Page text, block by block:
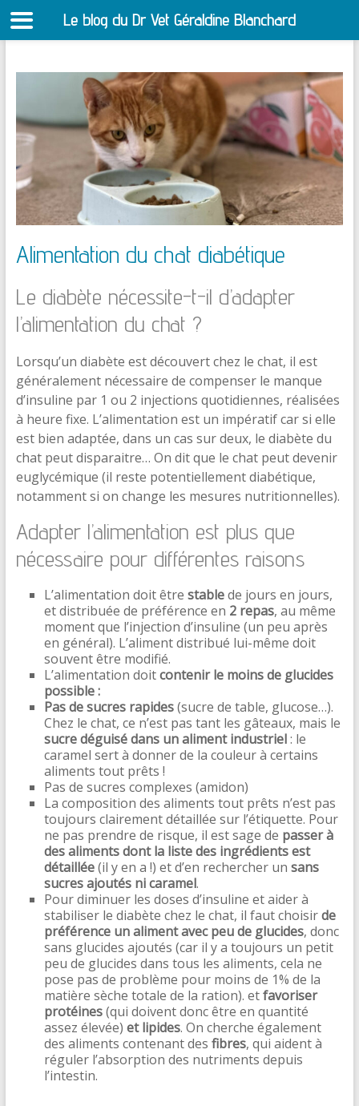
Alimentation du chat diabétique
Le diabète nécessite-t-il d’adapter
l’alimentation du chat ?
Lorsqu’un diabète est découvert chez le chat, il est
généralement nécessaire de compenser le manque
d’insuline par 1 ou 2 injections quotidiennes, réalisées
à heure fixe. L’alimentation est un impératif car si elle
est bien adaptée, dans un cas sur deux, le diabète du
chat peut disparaitre… On dit que le chat peut devenir
euglycémique (il reste potentiellement diabétique,
notamment si on change les mesures nutritionnelles).
Adapter l’alimentation est plus que
nécessaire pour différentes raisons
L’alimentation doit être stablede jours en jours,
et distribuée de préférence en 2 repas, au même
moment que l’injection d’insuline (un peu après
en général). L’aliment distribué lui-même doit
souvent être modifié.
L’alimentation doitcontenir le moins de glucides
possible :
Pas de sucres rapides(sucre de table, glucose…).
Chez le chat, ce n’est pas tant les gâteaux, mais le
sucre déguisé dans un aliment industriel: le
caramel sert à donner de la couleur à certains
aliments tout prêts !
Pas de sucres complexes (amidon)
La composition des aliments tout prêts n’est pas
toujours clairement détaillée sur l’étiquette. Pour
ne pas prendre de risque, il est sage de passer à
des aliments dont la liste des ingrédients est
détaillée(il y en a !) et d’en rechercher un sans
sucres ajoutés ni caramel.
Pour diminuer les doses d’insuline et aider à
stabiliser le diabète chez le chat, il faut choisirde
préférence un aliment avec peu de glucides, donc
sans glucides ajoutés (car il y a toujours un petit
peu de glucides dans tous les aliments, cela ne
pose pas de problème pour moins de 1% de la
matière sèche totale de la ration). etfavoriser
protéines(qui doivent donc être en quantité
assez élevée) et lipides. On cherche également
des aliments contenant des fibres, qui aident à
réguler l’absorption des nutriments depuis
l’intestin.
Le blog du Dr Vet Géraldine Blanchard